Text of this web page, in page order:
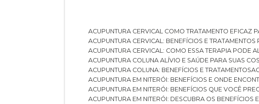
ACUPUNTURA CERVICAL COMO TRATAMENTO EFICAZ
ACUPUNTURA CERVICAL: BENEFÍCIOS E
ACUPUNTURA CERVICAL: COMO ESSA TERAPIA PODE
ACUPUNTURA COLUNA ALÍVIO E SAÚDE PARA SUAS
ACUPUNTURA COLUNA: BENEFÍCIOS E TRATAMENTOS
ACUPUNTURA EM NITERÓI: BENEFÍCIOS E ONDE
ACUPUNTURA EM NITERÓI: BENEFÍCIOS QUE VOCÊ
ACUPUNTURA EM NITERÓI: DESCUBRA OS